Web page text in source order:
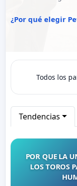
¿Por qué elegir
Todos los
Tendencias
POR QUE LA
LOS TOROS